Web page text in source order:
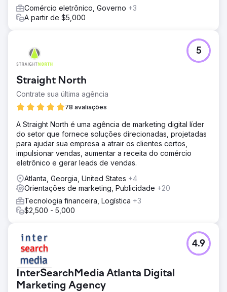
Comércio eletrônico, Governo +3
A partir de $5,000
Straight North
Contrate sua última agência
78 avaliações
5
A Straight North é uma agência de marketing digital líder
do setor que fornece soluções direcionadas, projetadas
para ajudar sua empresa a atrair os clientes certos,
impulsionar vendas, aumentar a receita do comércio
eletrônico e gerar leads de vendas.
Atlanta, Georgia, United States +4
Orientações de marketing, Publicidade +20
Tecnologia financeira, Logística +3
$2,500 - 5,000
InterSearchMedia Atlanta Digital
Marketing Agency
4.9